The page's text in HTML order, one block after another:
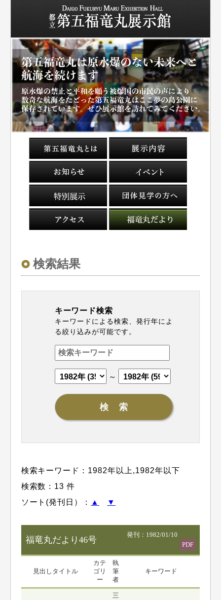
検索結果
キーワード検索
キーワードによる検索、発行年によ
る絞り込みが可能です。
～
検索キーワード： 1982年以上 ,1982年以下
検索数：13 件
ソート(発刊日）：
▲ ▼
福竜丸だより46号
発刊：1982/01/10
PDF
見出しタイトル
カテ
ゴリ
ー
執
筆
者
キーワード
三